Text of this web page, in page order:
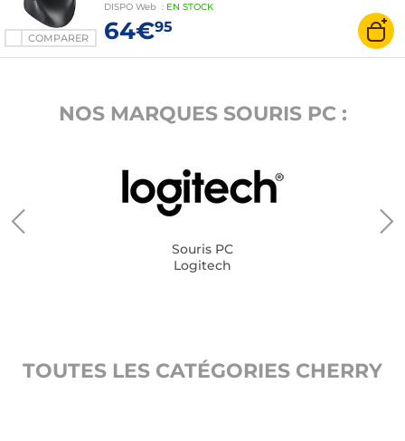
COMPARER
DISPO Web : EN STOCK
64€95
NOS MARQUES SOURIS PC :
Souris PC
Logitech
TOUTES LES CATÉGORIES CHERRY